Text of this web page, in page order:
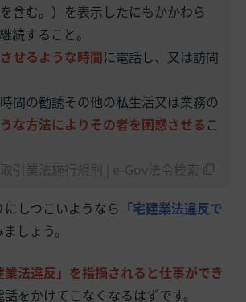
含む。）を表示したにもかかわら
続すること。
せるような時間に電話し、又は訪問
間の勧誘その他の私生活又は業務の
な方法によりその者を困惑させる こ
引業法施行規則 | e-Gov法令検索
しつこいようなら 「宅建業法違反で
しょう。
業法違反」を指摘されると仕事ができ
をかけてこなくなるはずです。